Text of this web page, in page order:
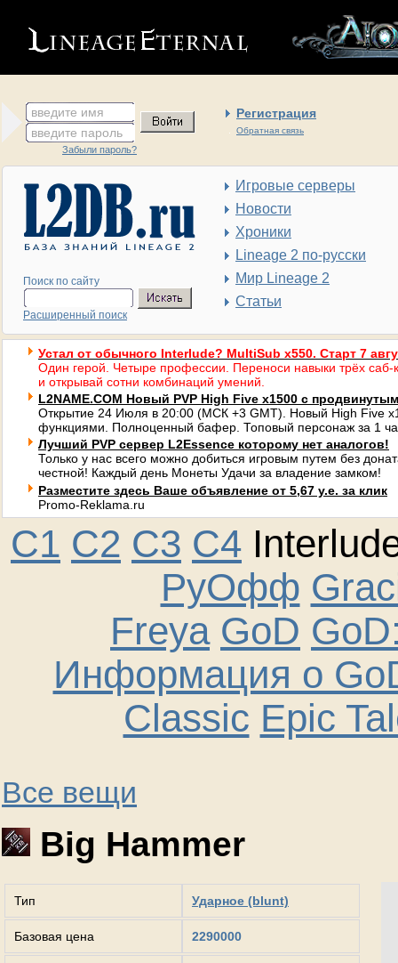
введите имя Регистрация
Обратная связь
введите пароль
Забыли пароль?
Поиск по сайту
Расширенный поиск
Игровые серверы
Новости
Хроники
Lineage 2 по-русски
Мир Lineage 2
Статьи
Устал от обычного Interlude? MultiSub x550. Старт 7
Один герой. Четыре профессии. Переноси навыки трёх саб-
и открывай сотни комбинаций умений.
L2NAME.COM Новый PVP High Five x1500 с
Открытие 24 Июля в 20:00 (МСК +3 GMT). Новый High Five
функциями. Полноценный бафер. Топовый персонаж за 1
Лучший PVP сервер L2Essence которому нет аналогов!
Только у нас всего можно добиться игровым путем без
честной! Каждый день Монеты Удачи за владение замком!
Разместите здесь Ваше объявление от 5,67 у.е. за клик
Promo-Reklama.ru
C1 C2 C3 C4
РуОфф
Freya GoD
Информация о
Classic Epic
Все вещи
Big Hammer
Тип Ударное (blunt)
Базовая цена 2290000